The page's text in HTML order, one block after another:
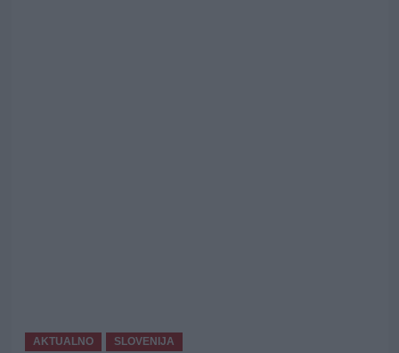
AKTUALNO SLOVENIJA